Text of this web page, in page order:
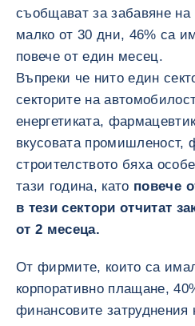
съобщават за забавяне
малко от 30 дни, 46% са
повече от един месец.
Въпреки че нито един
секторите на
енергетиката,
вкусовата промишленост,
строителството бяха
тази година, като повече
в тези сектори отчитат
от 2 месеца.
От фирмите, които са
корпоративно плащане,
финансовите затруднения